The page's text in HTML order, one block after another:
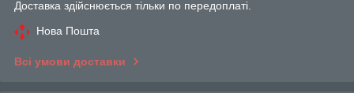
Доставка здійснюється тільки по передоплаті.
Нова Пошта
Всі умови доставки